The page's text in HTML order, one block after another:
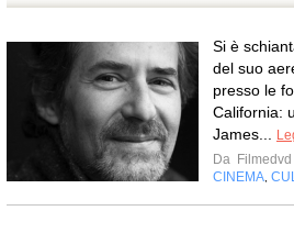
Si è
del suo
presso le
California:
James...
Da Filmedvd
CINEMA,